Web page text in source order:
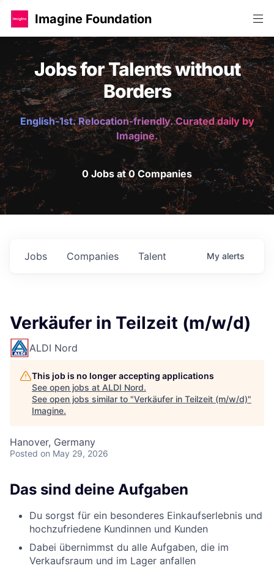
Imagine Foundation
Jobs for Talents without
Borders
English-1st. Relocation-friendly. Curated daily by
Imagine.
0 Jobs at 0 Companies
Jobs Companies Talent My alerts
Verkäufer in Teilzeit (m/w/d)
ALDI Nord
This job is no longer accepting applications
See open jobs at ALDI Nord.
See open jobs similar to "Verkäufer in Teilzeit (m/w/d)"
Imagine.
Hanover, Germany
Posted on May 29, 2026
Das sind deine Aufgaben
Du sorgst für ein besonderes Einkaufserlebnis und
hochzufriedene Kundinnen und Kunden
Dabei übernimmst du alle Aufgaben, die im
Verkaufsraum und im Lager anfallen